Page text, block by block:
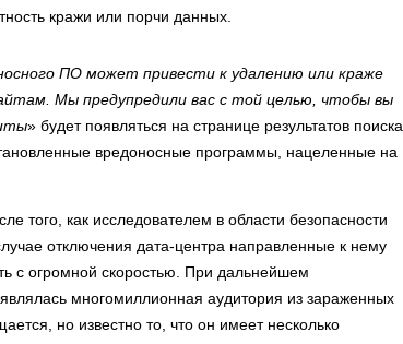
кражи или порчи данных.
ПО может привести к удалению или краже
Мы предупредили вас с той целью, чтобы вы
» будет появляться на странице результатов поиска
вредоносные программы, нацеленные на
того, как исследователем в области безопасности
отключения дата-центра направленные к нему
с огромной скоростью. При дальнейшем
многомиллионная аудитория из зараженных
но известно то, что он имеет несколько